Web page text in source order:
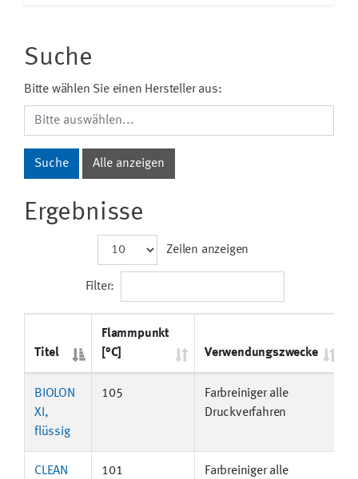
Suche
Bitte wählen Sie einen Hersteller aus:
Ergebnisse
Zeilen anzeigen
Filter:
Titel
Flammpunkt
[°C]
Verwendungszwecke
BIOLON
XI,
flüssig
105
Farbreiniger alle
Druckverfahren
CLEAN
101
Farbreiniger alle